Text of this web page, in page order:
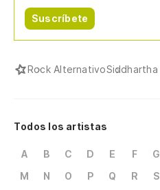
Suscríbete
Rock AlternativoSiddhartha
Todos los artistas
A B C D E F G
M
N O P Q R S